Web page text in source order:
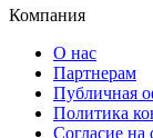
Компания
О нас
Партнерам
Публичная
Политика
Согласие на